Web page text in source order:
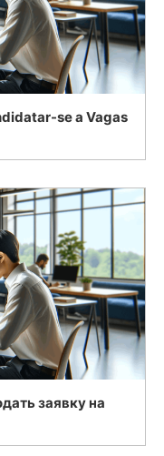
se a Vagas
заявку на